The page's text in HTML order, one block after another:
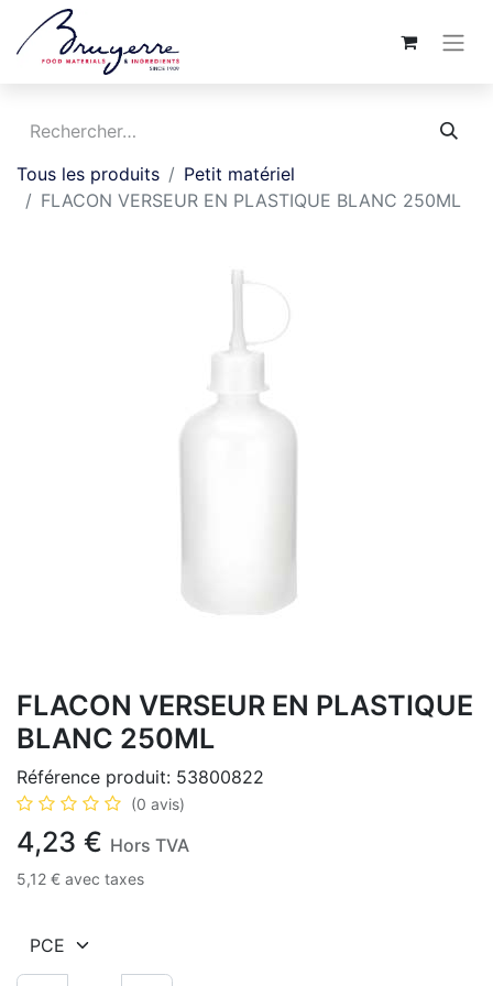
Tous les produits
Petit matériel
FLACON VERSEUR EN PLASTIQUE BLANC 250ML
FLACON VERSEUR EN PLASTIQUE
BLANC 250ML
Référence produit: 53800822
(0 avis)
4,23 € Hors TVA
5,12 € avec taxes